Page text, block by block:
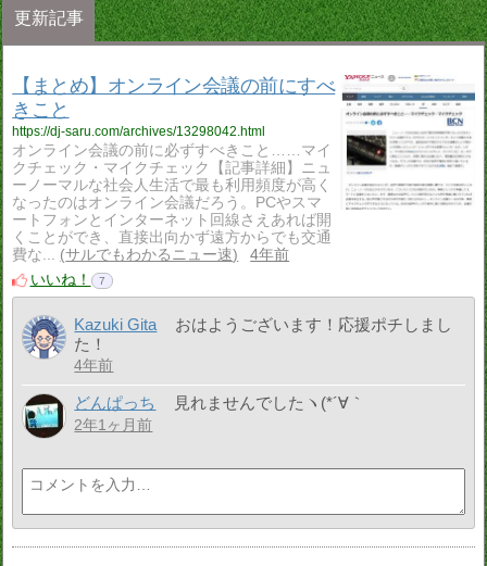
更新記事
【まとめ】オンライン会議の前にすべ
きこと
https://dj-saru.com/archives/13298042.html
オンライン会議の前に必ずすべきこと……マイ
クチェック・マイクチェック【記事詳細】ニュ
ーノーマルな社会人生活で最も利用頻度が高く
なったのはオンライン会議だろう。PCやスマ
ートフォンとインターネット回線さえあれば開
くことができ、直接出向かず遠方からでも交通
費な...
サルでもわかるニュー速
4年前
いいね！
7
Kazuki Gita
おはようございます！応援ポチしまし
た！
4年前
どんぱっち 見れませんでしたヽ(*´∀｀
2年1ヶ月前